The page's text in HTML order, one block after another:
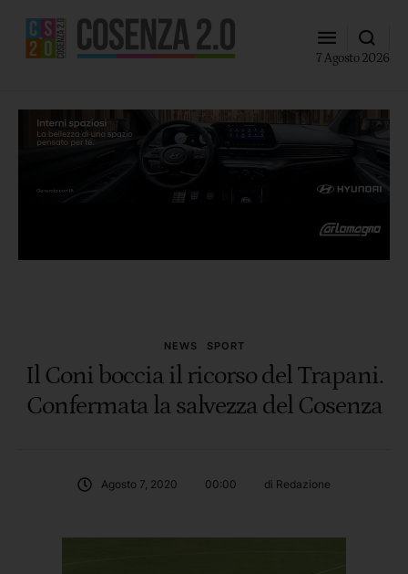
7 Agosto 2026
NEWS SPORT
Il Coni boccia il ricorso del Trapani.
Confermata la salvezza del Cosenza
Agosto 7, 2020 00:00 di Redazione